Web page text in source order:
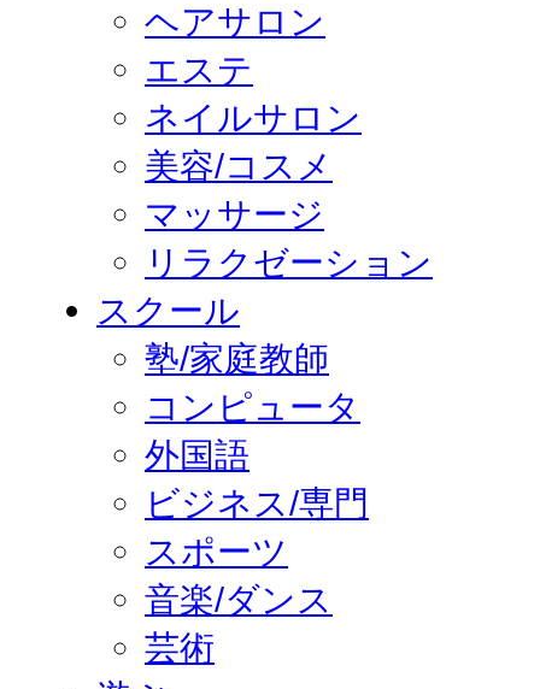
ヘアサロン
エステ
ネイルサロン
美容/コスメ
マッサージ
リラクゼーション
スクール
塾/家庭教師
コンピュータ
外国語
ビジネス/専門
スポーツ
音楽/ダンス
芸術